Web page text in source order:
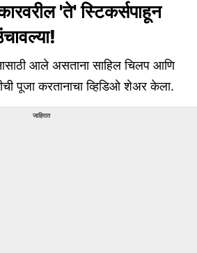
'ते' स्टिकर्सपाहून
आले असताना साहिल चिलप आणि
पूजा करतानाचा व्हिडिओ शेअर केला.
जाहिरात